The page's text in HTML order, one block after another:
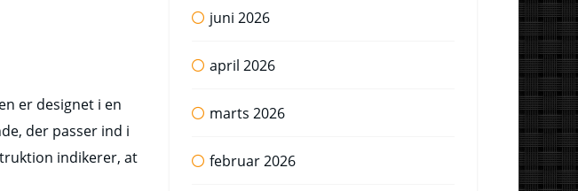
er designet i en
der passer ind i
indikerer, at
juni 2026
april 2026
marts 2026
februar 2026